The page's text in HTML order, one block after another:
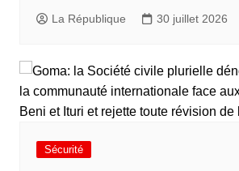
La République 30 juillet 2026
Sécurité